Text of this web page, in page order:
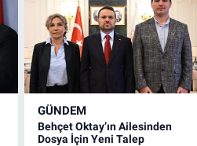
GÜNDEM
Behçet Oktay’ın Ailesinden
Dosya İçin Yeni Talep